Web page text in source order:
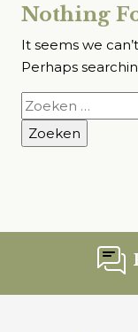
Nothing
It seems we
Perhaps
Zoeken
naar: